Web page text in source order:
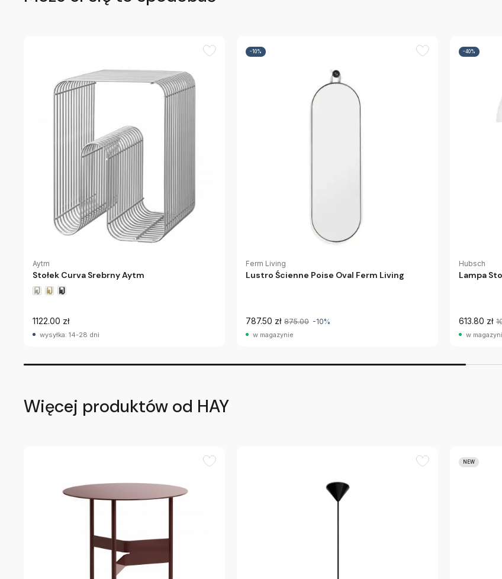
Aytm
Stołek Curva Srebrny Aytm
1122.00 zł
wysyłka: 14-28 dni
-10%
Ferm Living
Lustro Ścienne Poise Oval Ferm Living
787.50 zł 875.00 -10%
w magazynie
-40%
Hubsch
Lampa
613.80 zł
w
Więcej produktów od HAY
NEW